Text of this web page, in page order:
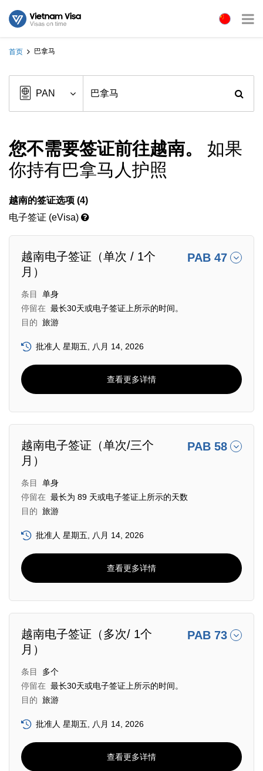
首页 巴拿马
您不需要签证前往越南。
如果
你持有巴拿马人护照
越南的签证选项 (4)
电子签证 (eVisa)
越南电子签证（单次 / 1个
月）
PAB 47
条目
单身
停留在 最长30天或电子签证上所示的时间。
目的 旅游
批准人 星期五, 八月 14, 2026
查看更多详情
越南电子签证（单次/三个
月）
PAB 58
条目
单身
停留在 最长为 89 天或电子签证上所示的天数
目的 旅游
批准人 星期五, 八月 14, 2026
查看更多详情
越南电子签证（多次/ 1个
月）
PAB 73
条目
多个
停留在 最长30天或电子签证上所示的时间。
目的 旅游
批准人 星期五, 八月 14, 2026
查看更多详情